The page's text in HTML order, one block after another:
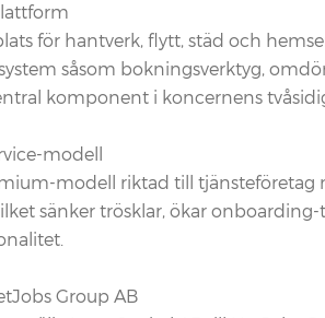
för hantverk, flytt, städ och
såsom bokningsverktyg,
komponent i koncernens
modell
modell riktad till
sänker trösklar, ökar
Group AB